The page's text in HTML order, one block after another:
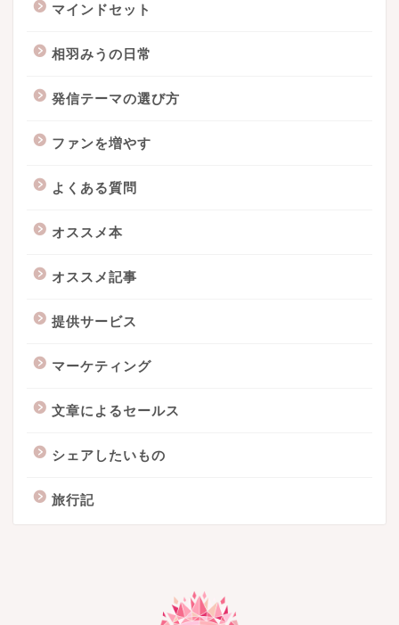
マインドセット
相羽みうの日常
発信テーマの選び方
ファンを増やす
よくある質問
オススメ本
オススメ記事
提供サービス
マーケティング
文章によるセールス
シェアしたいもの
旅行記